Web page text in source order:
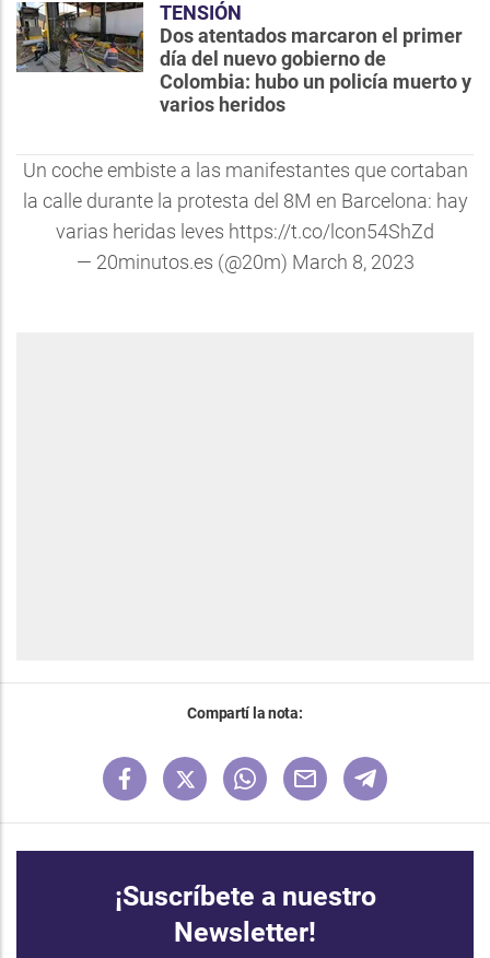
TENSIÓN
Dos atentados marcaron el primer
día del nuevo gobierno de
Colombia: hubo un policía muerto y
varios heridos
Un coche embiste a las manifestantes que cortaban
la calle durante la protesta del 8M en Barcelona: hay
varias heridas leves https://t.co/lcon54ShZd
— 20minutos.es (@20m) March 8, 2023
Compartí la nota:
¡Suscríbete a nuestro
Newsletter!